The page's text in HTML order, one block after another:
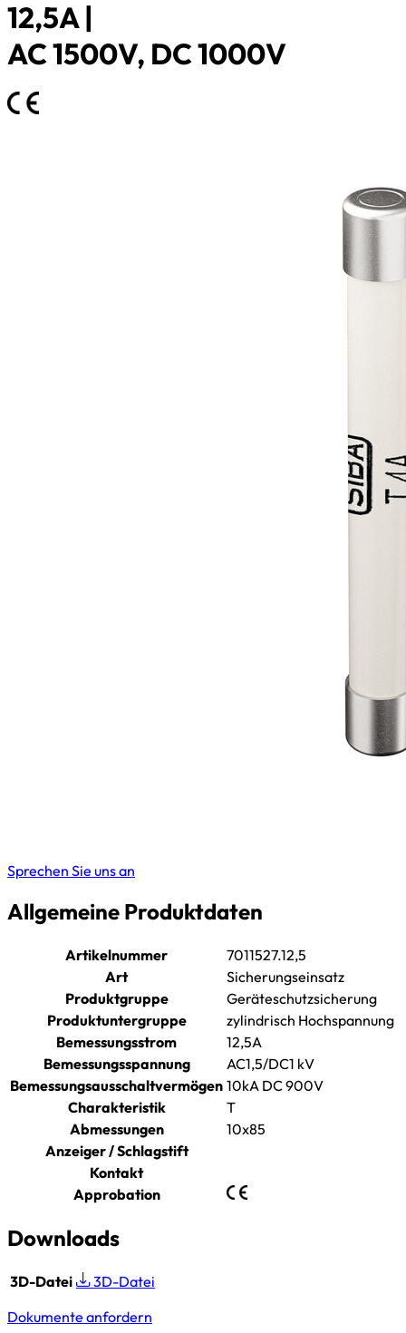
12,5A |
AC 1500V, DC 1000V
Sprechen Sie uns an
Allgemeine Produktdaten
Artikelnummer
7011527.12,5
Art
Sicherungseinsatz
Produktgruppe
Geräteschutzsicherung
Produktuntergruppe
zylindrisch Hochspannung
Bemessungsstrom
12,5A
Bemessungsspannung
AC1,5/DC1 kV
Bemessungsausschaltvermögen 10kA DC 900V
Charakteristik
T
Abmessungen
10x85
Anzeiger / Schlagstift
Kontakt
Approbation
Downloads
3D-Datei
3D-Datei
Dokumente anfordern